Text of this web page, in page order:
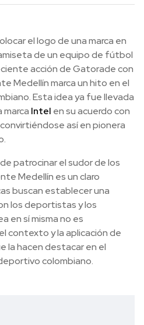
el logo de una marca en
de un equipo de fútbol
acción de Gatorade con
Medellín marca un hito en el
Esta idea ya fue llevada
marca Intel en su acuerdo con
así en pionera
patrocinar el sudor de los
Medellín es un claro
buscan establecer una
los deportistas y los
en sí misma no es
contexto y la aplicación de
la hacen destacar en el
colombiano.